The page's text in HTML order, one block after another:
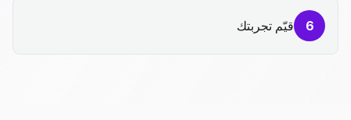
6 قيّم تجربتك